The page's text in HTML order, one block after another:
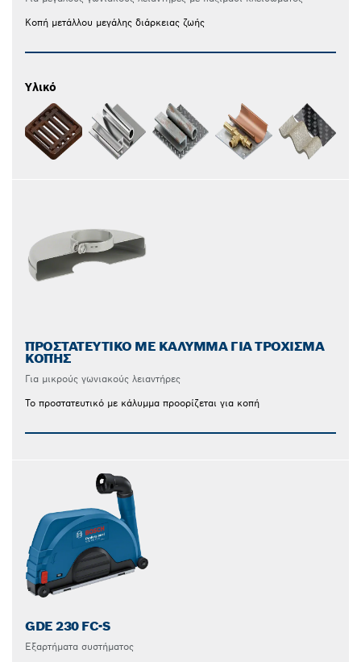
Κοπή μετάλλου μεγάλης διάρκειας ζωής
Υλικό
ΠΡΟΣΤΑΤΕΥΤΙΚΌ ΜΕ ΚΆΛΥΜΜΑ ΓΙΑ ΤΡΌΧΙΣΜΑ
ΚΟΠΉΣ
Για μικρούς γωνιακούς λειαντήρες
Το προστατευτικό με κάλυμμα προορίζεται για κοπή
GDE 230 FC-S
Εξαρτήματα συστήματος